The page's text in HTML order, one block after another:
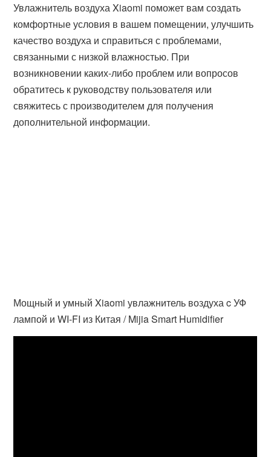
Увлажнитель воздуха Xiaomi поможет вам создать
комфортные условия в вашем помещении, улучшить
качество воздуха и справиться с проблемами,
связанными с низкой влажностью. При
возникновении каких-либо проблем или вопросов
обратитесь к руководству пользователя или
свяжитесь с производителем для получения
дополнительной информации.
Мощный и умный Xiaomi увлажнитель воздуха c УФ
лампой и WI-FI из Китая / Mijia Smart Humidifier